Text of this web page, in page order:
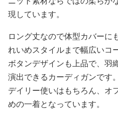
現しています。
ロング丈なので体型カバーに
れいめスタイルまで幅広いコ
ボタンデザインも上品で、羽
演出できるカーディガンです。
デイリー使いはもちろん、オ
めの一着となっています。